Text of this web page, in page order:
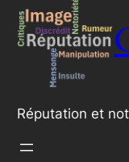
Réputation et